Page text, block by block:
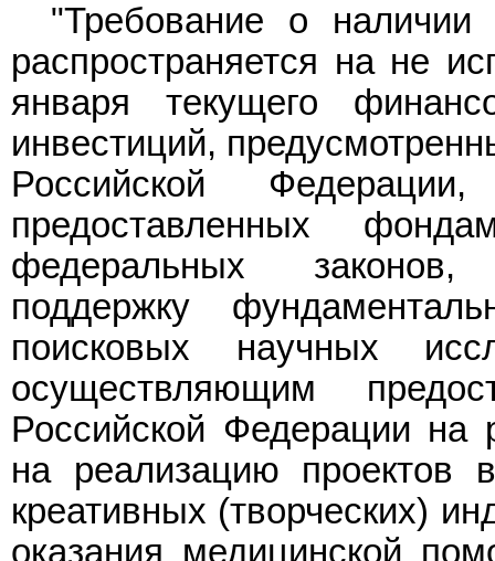
"Требование о наличии
распространяется на не
января текущего
инвестиций,
Российской
предоставленных
федеральных
поддержку
поисковых научных
осуществляющим
Российской Федерации на
на реализацию проектов
креативных (творческих)
оказания медицинской